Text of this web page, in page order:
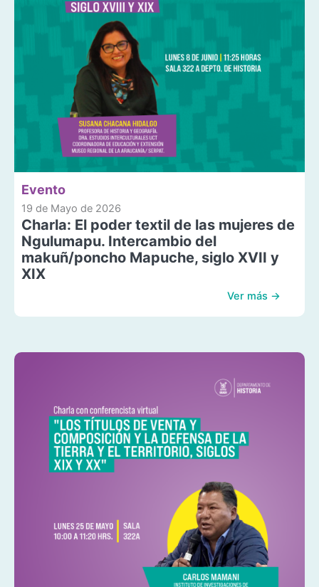
Evento
19 de Mayo de 2026
Charla: El poder textil de las mujeres de
Ngulumapu. Intercambio del
makuñ/poncho Mapuche, siglo XVII y
XIX
Ver más →